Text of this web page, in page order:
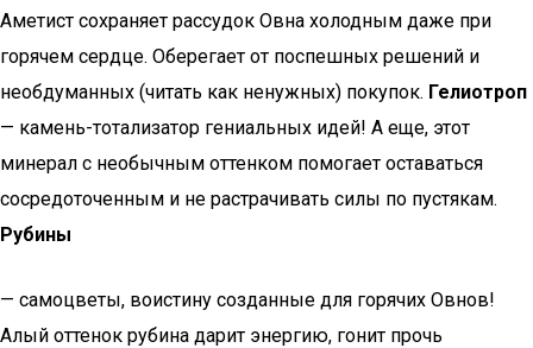
Аметист сохраняет рассудок Овна холодным даже при
горячем сердце. Оберегает от поспешных решений и
необдуманных (читать как ненужных) покупок. Гелиотроп
— камень-тотализатор гениальных идей! А еще, этот
минерал с необычным оттенком помогает оставаться
сосредоточенным и не растрачивать силы по пустякам.
Рубины
— самоцветы, воистину созданные для горячих Овнов!
Алый оттенок рубина дарит энергию, гонит прочь